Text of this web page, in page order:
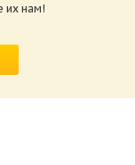
их нам!